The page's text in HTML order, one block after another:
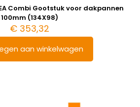
Combi Gootstuk voor dakpannen
100mm (134X98)
€ 353,32
aan winkelwagen